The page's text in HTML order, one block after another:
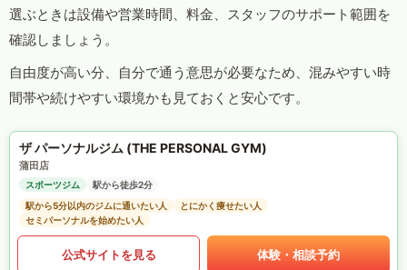
選ぶときは設備や営業時間、料金、スタッフのサポート範囲を
確認しましょう。
自由度が高い分、自分で通う意思が必要なため、混みやすい時
間帯や続けやすい環境かも見ておくと安心です。
ザ パーソナルジム (THE PERSONAL GYM)
蒲田店
スポーツジム
駅から徒歩2分
駅から5分以内のジムに通いたい人
とにかく痩せたい人
セミパーソナルを始めたい人
公式サイトを見る 体験・相談予約